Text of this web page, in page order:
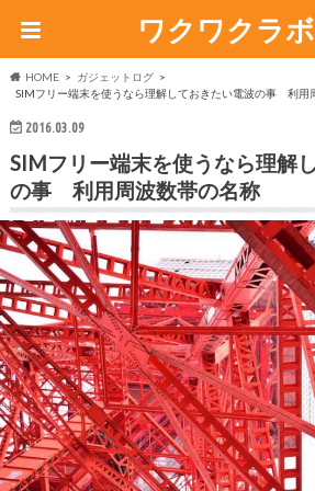
ワクワクラ
HOME
ガジェットログ
SIMフリー端末を使うなら理解しておきたい電波の事 利用
2016.03.09
SIMフリー端末を使うなら理解
の事 利用周波数帯の名称